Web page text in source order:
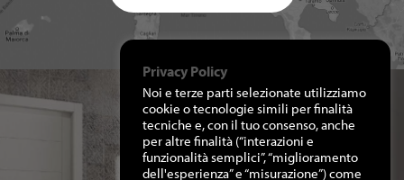
RICHIEDI I NOSTRI
CATALOGHI
Privacy Policy
Noi e terze parti selezionate utilizziamo
cookie o tecnologie simili per finalità
tecniche e, con il tuo consenso, anche
per altre finalità (“interazioni e
funzionalità semplici”, “miglioramento
dell'esperienza” e “misurazione”) come